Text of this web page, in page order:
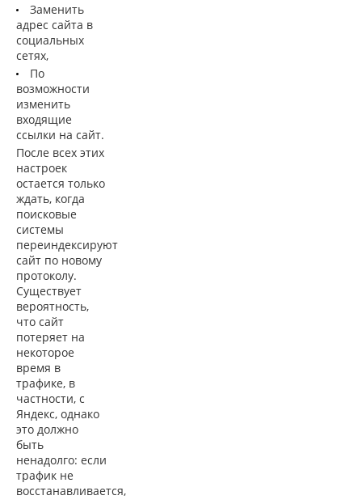
Заменить
адрес сайта в
социальных
сетях,
По
возможности
изменить
входящие
ссылки на сайт.
После всех этих
настроек
остается только
ждать, когда
поисковые
системы
переиндексируют
сайт по новому
протоколу.
Существует
вероятность,
что сайт
потеряет на
некоторое
время в
трафике, в
частности, с
Яндекс, однако
это должно
быть
ненадолго: если
трафик не
восстанавливается,